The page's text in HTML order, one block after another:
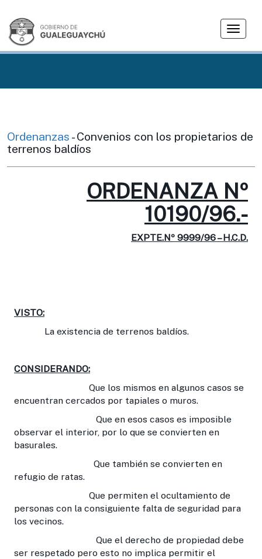
T
g
v
t
i
o
n
Ordenanzas - Convenios con los propietarios de
terrenos baldíos
ORDENANZA Nº
10190/96.-
EXPTE.Nº 9999/96 – H.C.D.
VISTO:
La existencia de terrenos baldíos.
CONSIDERANDO:
Que los mismos en algunos casos se
encuentran cercados por tapiales o muros.
Que en esos casos es imposible
observar el interior, por lo que se convierten en
basurales.
Que también se convierten en
refugio de ratas.
Que permiten el ocultamiento de
personas con la consiguiente falta de seguridad para
los vecinos.
Que el derecho de propiedad debe
ser respetado pero esto no implica permitir el